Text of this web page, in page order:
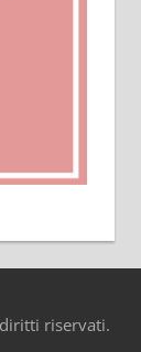
riservati.